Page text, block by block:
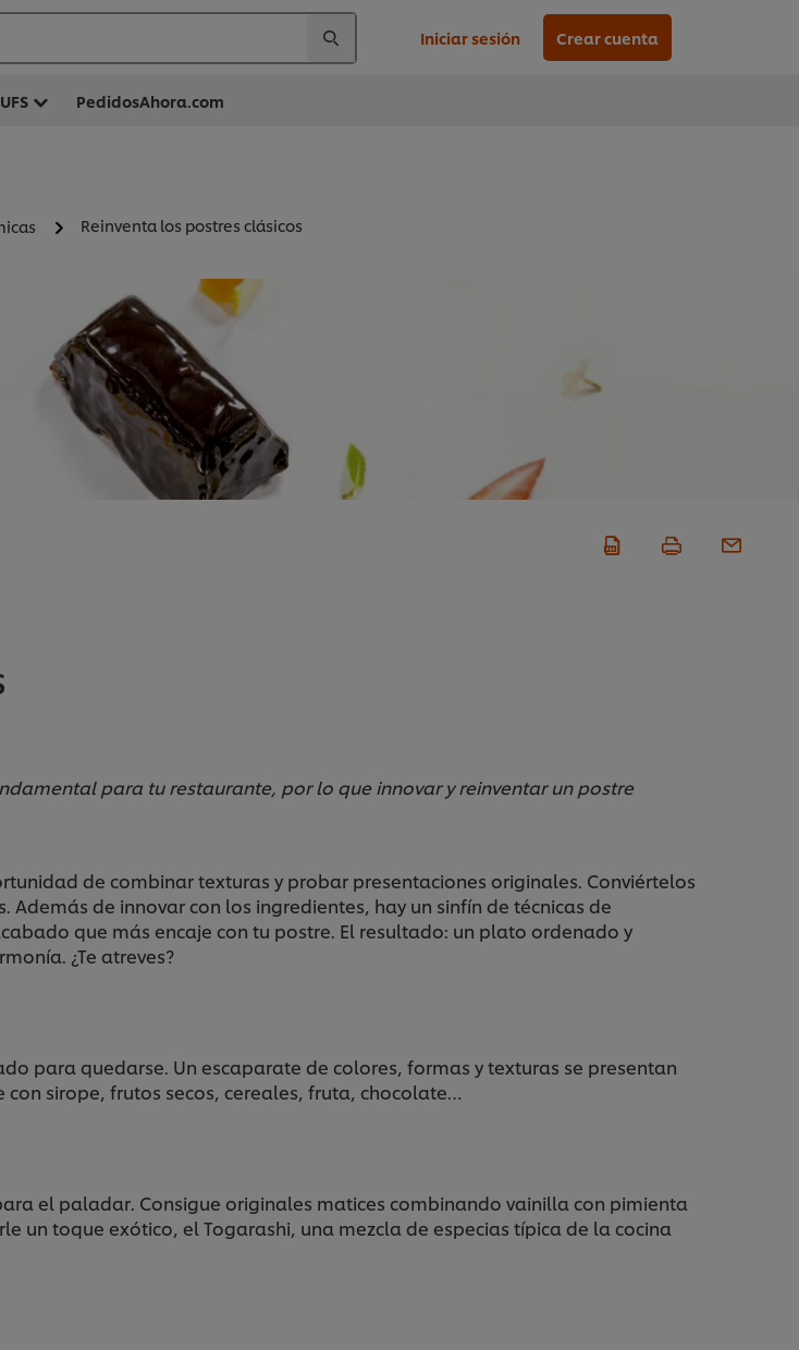
Iniciar sesión Crear cuenta
PedidosAhora.com
Reinventa los postres clásicos
para tu restaurante, por lo que innovar y reinventar un postre
de combinar texturas y probar presentaciones originales. Conviértelos
de innovar con los ingredientes, hay un sinfín de técnicas de
que más encaje con tu postre. El resultado: un plato ordenado y
¿Te atreves?
para quedarse. Un escaparate de colores, formas y texturas se presentan
sirope, frutos secos, cereales, fruta, chocolate…
el paladar. Consigue originales matices combinando vainilla con pimienta
un toque exótico, el Togarashi, una mezcla de especias típica de la cocina